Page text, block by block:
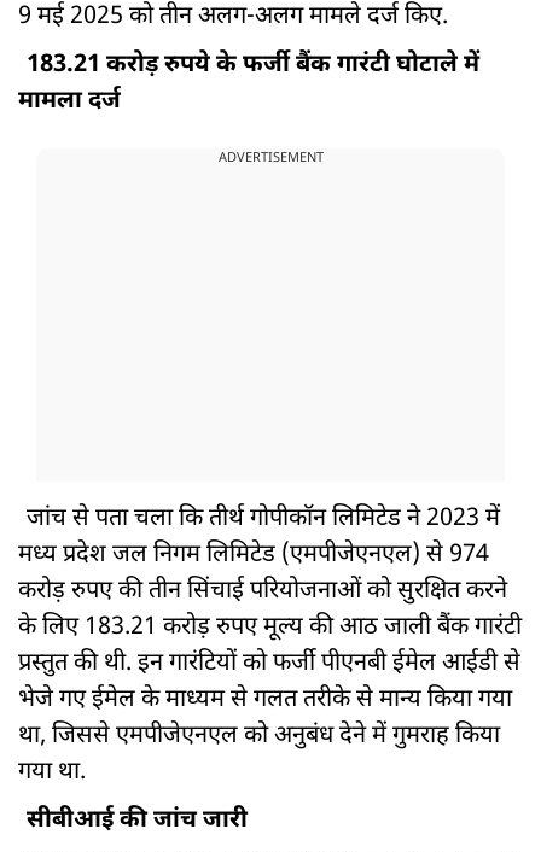
9 मई 2025 को तीन अलग-अलग मामले दर्ज किए.
183.21 करोड़ रुपये के फर्जी बैंक गारंटी घोटाले में
मामला दर्ज
ADVERTISEMENT
जांच से पता चला कि तीर्थ गोपीकॉन लिमिटेड ने 2023 में
मध्य प्रदेश जल निगम लिमिटेड (एमपीजेएनएल) से 974
करोड़ रुपए की तीन सिंचाई परियोजनाओं को सुरक्षित करने
के लिए 183.21 करोड़ रुपए मूल्य की आठ जाली बैंक गारंटी
प्रस्तुत की थी. इन गारंटियों को फर्जी पीएनबी ईमेल आईडी से
भेजे गए ईमेल के माध्यम से गलत तरीके से मान्य किया गया
था, जिससे एमपीजेएनएल को अनुबंध देने में गुमराह किया
गया था.
सीबीआई की जांच जारी